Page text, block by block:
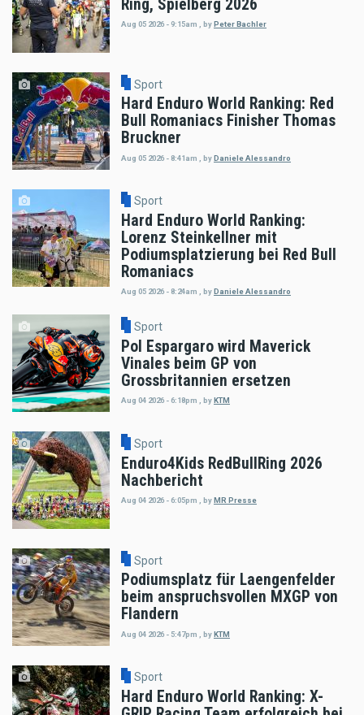
Ring, Spielberg 2026
Aug 05 2026 - 9:15am byPeter Bachler
Sport
Hard Enduro World Ranking: Red
Bull Romaniacs Finisher Thomas
Bruckner
Aug 05 2026 - 8:41am byDaniele Alessandro
Sport
Hard Enduro World Ranking:
Lorenz Steinkellner mit
Podiumsplatzierung bei Red Bull
Romaniacs
Aug 05 2026 - 8:24am , by Daniele Alessandro
Sport
Pol Espargaro wird Maverick
Vinales beim GP von
Grossbritannien ersetzen
Aug 04 2026 - 6:18pm byKTM
Sport
Enduro4Kids RedBullRing 2026
Nachbericht
Aug 04 2026 - 6:05pm byMR Presse
Sport
Podiumsplatz für Laengenfelder
beim anspruchsvollen MXGP von
Flandern
Aug 04 2026 - 5:47pm byKTM
Sport
Hard Enduro World Ranking: X-